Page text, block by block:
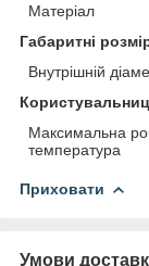
Матеріал
Габаритні
Внутрішній
Максимальна
температура
Приховати
Умови